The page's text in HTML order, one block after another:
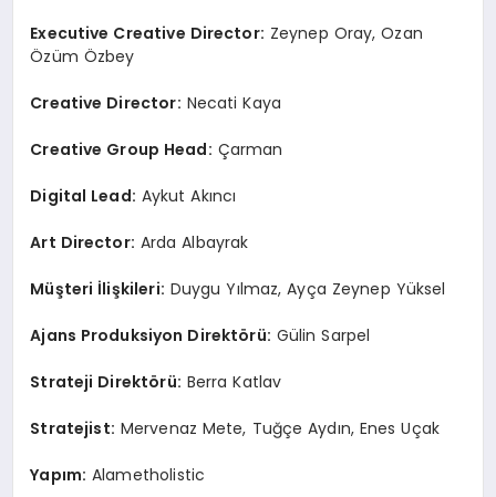
Executive Creative Director: Zeynep Oray, Ozan
Özüm Özbey
Creative Director: Necati Kaya
Creative Group Head: Çarman
Digital Lead: Aykut Akıncı
Art Director: Arda Albayrak
Müşteri İlişkileri: Duygu Yılmaz, Ayça Zeynep Yüksel
Ajans Produksiyon Direktörü: Gülin Sarpel
Strateji Direktörü: Berra Katlav
Stratejist: Mervenaz Mete, Tuğçe Aydın, Enes Uçak
Yapım: Alametholistic